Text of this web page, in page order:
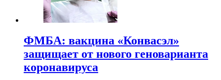
ФМБА: вакцина «Конвасэл»
защищает от нового геноварианта
коронавируса